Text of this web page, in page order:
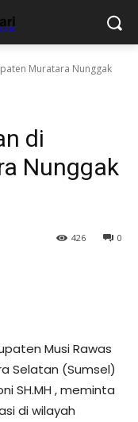
Muratara Nunggak
di
Nunggak
0
426
Musi Rawas
Selatan (Sumsel)
SH.MH , meminta
di wilayah